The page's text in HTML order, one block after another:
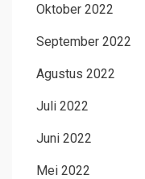
Oktober 2022
September 2022
Agustus 2022
Juli 2022
Juni 2022
Mei 2022